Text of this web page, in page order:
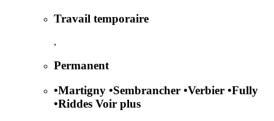
Travail temporaire
,
Permanent
•Martigny •Sembrancher •Verbier •Fully
•Riddes Voir plus